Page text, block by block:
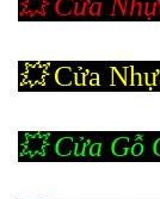
💥Cửa
💥 Cửa Gỗ